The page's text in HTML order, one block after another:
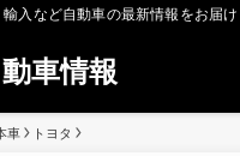
入など自動車の最新情報をお届け
車情報
車 トヨタ